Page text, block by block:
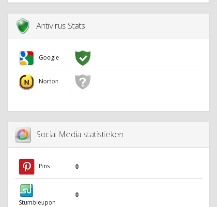
Antivirus Stats
Google
Norton
Social Media statistieken
Pins 0
Stumbleupon
0